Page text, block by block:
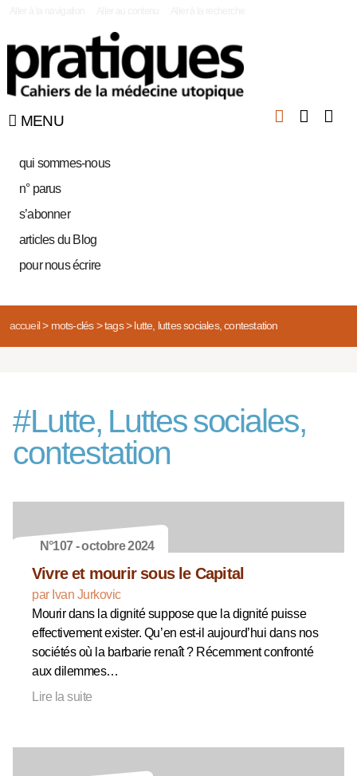
MENU
qui sommes-nous
n° parus
s’abonner
articles du Blog
pour nous écrire
accueil> mots-clés> tags> lutte, luttes sociales, contestation
#Lutte, Luttes sociales,
contestation
N°107 - octobre 2024
Vivre et mourir sous le Capital
par Ivan Jurkovic
Mourir dans la dignité suppose que la dignité puisse
effectivement exister. Qu’en est-il aujourd’hui dans nos
sociétés où la barbarie renaît ? Récemment confronté
aux dilemmes…
Lire la suite